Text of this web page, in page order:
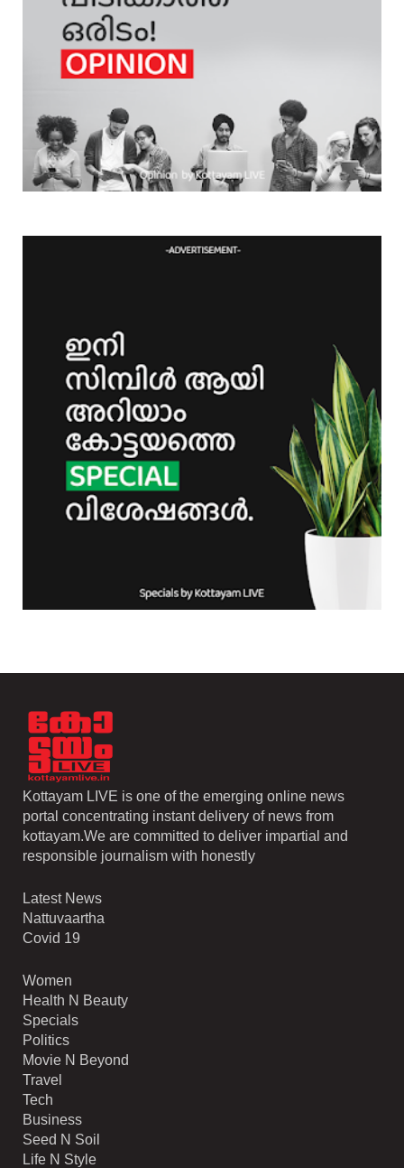
Kottayam LIVE is one of the emerging online news
portal concentrating instant delivery of news from
kottayam.We are committed to deliver impartial and
responsible journalism with honestly
Latest News
Nattuvaartha
Covid 19
Women
Health N Beauty
Specials
Politics
Movie N Beyond
Travel
Tech
Business
Seed N Soil
Life N Style